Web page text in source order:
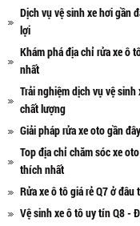
Dịch vụ vệ sinh xe hơi gần
lợi
Khám phá địa chỉ rửa xe ô
nhất
Trải nghiệm dịch vụ vệ
chất lượng
Giải pháp rửa xe oto gần
Top địa chỉ chăm sóc xe
thích nhất
Rửa xe ô tô giá rẻ Q7 ở đâu
Vệ sinh xe ô tô uy tín Q8 -